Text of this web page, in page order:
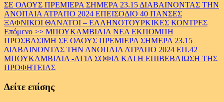
Reading
ΣΕ ΟΛΟΥΣ ΠΡΕΜΙΕΡΑ ΣΗΜΕΡΑ 23.15 ΔΙΑΒΑΙΝΟΝΤΑΣ ΤΗΝ
ΑΝΟΠΑΙΑ ΑΤΡΑΠΟ 2024 ΕΠΕΙΣΟΔΙΟ 40 ΠΑΝΣΕΣ
ΞΑΦΝΙΚΟΙ ΘΑΝΑΤΟΙ – ΕΛΛΗΝΟΤΟΥΡΚΙΚΕΣ ΚΟΝΤΡΕΣ
Επόμενο >> ΜΠΟΥΚΑΜΒΙΛΙΑ ΝΕΑ ΕΚΠΟΜΠΗ
ΠΡΟΣΒΑΣΙΜΗ ΣΕ ΟΛΟΥΣ ΠΡΕΜΙΕΡΑ ΣΗΜΕΡΑ 23.15
ΔΙΑΒΑΙΝΟΝΤΑΣ ΤΗΝ ΑΝΟΠΑΙΑ ΑΤΡΑΠΟ 2024 ΕΠ.42
ΜΠΟΥΚΑΜΒΙΛΙΑ -ΑΓΙΑ ΣΟΦΙΑ ΚΑΙ Η ΕΠΙΒΕΒΑΙΩΣΗ ΤΗΣ
ΠΡΟΦΗΤΕΙΑΣ
Δείτε επίσης